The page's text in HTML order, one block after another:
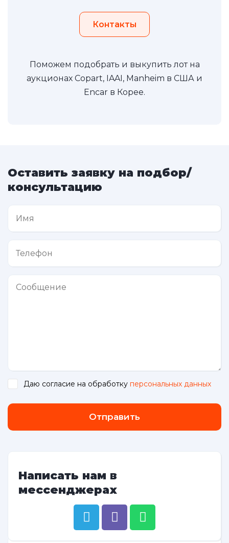
Контакты
Поможем подобрать и выкупить лот на
аукционах Copart, IAAI, Manheim в США и
Encar в Корее.
Оставить заявку на подбор/
консультацию
Даю согласие на обработку персональных данных
Отправить
Написать нам в
мессенджерах